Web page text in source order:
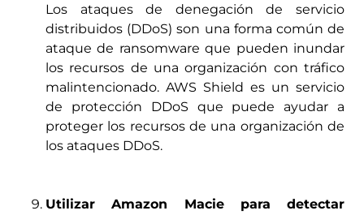
Los ataques de denegación de servicio
distribuidos (DDoS) son una forma común de
ataque de ransomware que pueden inundar
los recursos de una organización con tráfico
malintencionado. AWS Shield es un servicio
de protección DDoS que puede ayudar a
proteger los recursos de una organización de
los ataques DDoS.
Utilizar Amazon Macie para detectar